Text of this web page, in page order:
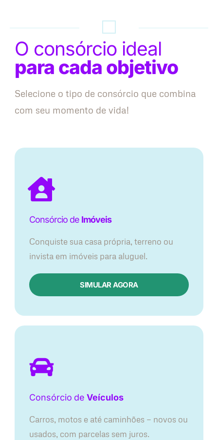
O consórcio ideal
para cada objetivo
Selecione o tipo de consórcio que combina
com seu momento de vida!
Consórcio de Imóveis
Conquiste sua casa própria, terreno ou
invista em imóveis para aluguel.
SIMULAR AGORA​
Consórcio de Veículos
Carros, motos e até caminhões — novos ou
usados, com parcelas sem juros.